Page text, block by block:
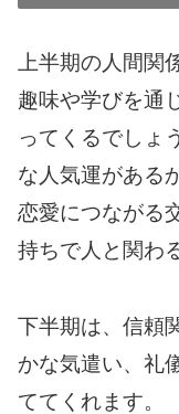
上半期の人間関
趣味や学びを通
ってくるでしょ
な人気運がある
恋愛につながる
持ちで人と関わ
下半期は、信頼
かな気遣い、礼
ててくれます。